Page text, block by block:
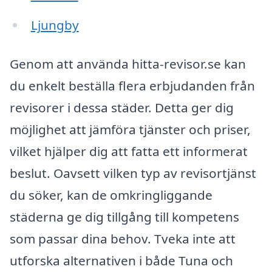
Ljungby
Genom att använda hitta-revisor.se kan
du enkelt beställa flera erbjudanden från
revisorer i dessa städer. Detta ger dig
möjlighet att jämföra tjänster och priser,
vilket hjälper dig att fatta ett informerat
beslut. Oavsett vilken typ av revisortjänst
du söker, kan de omkringliggande
städerna ge dig tillgång till kompetens
som passar dina behov. Tveka inte att
utforska alternativen i både Tuna och